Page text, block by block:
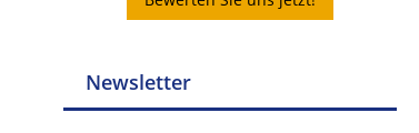
Newsletter